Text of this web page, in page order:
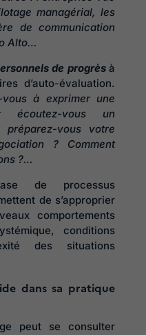
managérial, les
de communication
Alto…
de progrèsà
d’auto-évaluation.
à exprimer une
écoutez-vous un
préparez-vous votre
? Comment
?…
de processus
de s’approprier
comportements
conditions
des situations
dans sa pratique
peut se consulter